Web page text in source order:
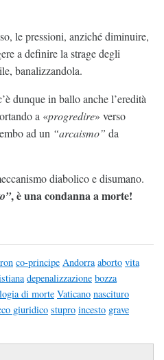
le pressioni, anziché diminuire,
a definire la strage degli
banalizzandola.
dunque in ballo anche l’eredità
a «progredire» verso
ad un “arcaismo” da
diabolico e disumano.
, è una condanna a morte!
co-principe Andorra aborto vita
depenalizzazione bozza
di morte Vaticano nascituro
giuridico stupro incesto grave